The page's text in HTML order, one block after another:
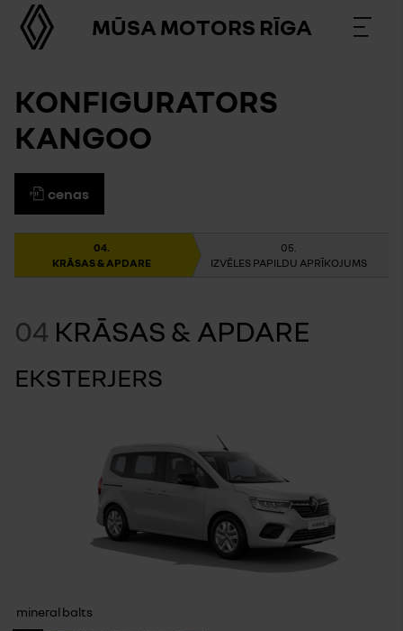
MŪSA MOTORS RĪGA
KONFIGURATORS
KANGOO
cenas
KRĀSAS & APDARE IZVĒLES PAPILDU APRĪKOJUMS
04 KRĀSAS & APDARE
EKSTERJERS
mineral balts